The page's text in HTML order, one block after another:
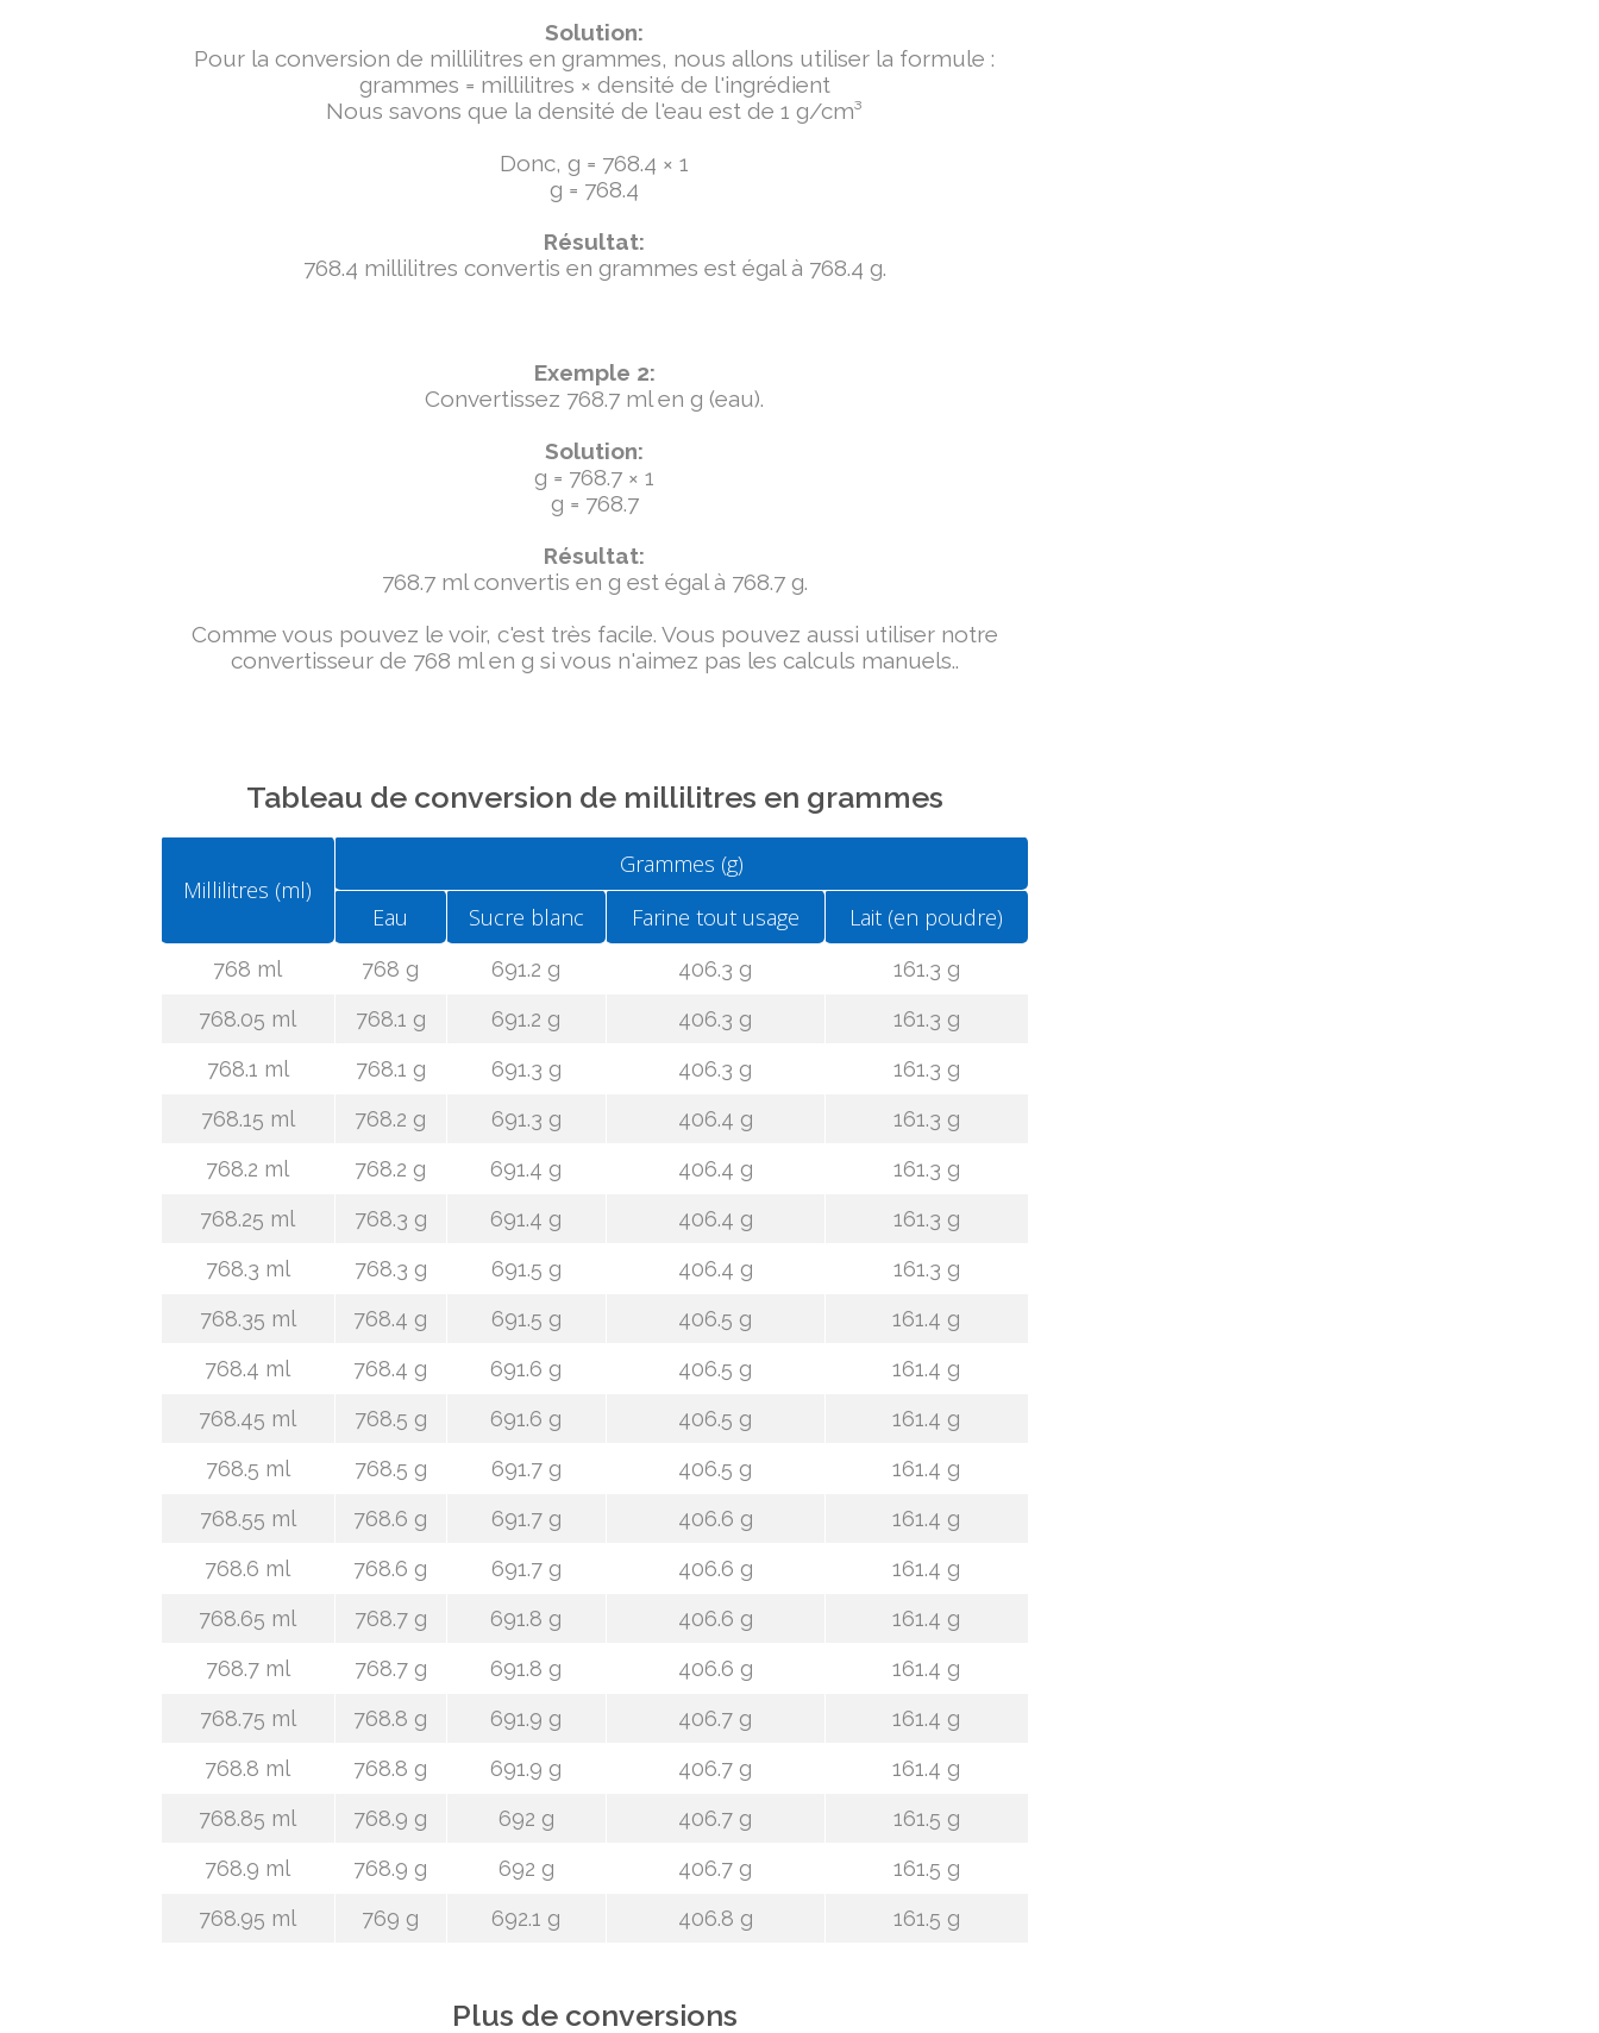
Solution:
Pour la conversion de millilitres en grammes, nous allons utiliser la formule :
grammes = millilitres × densité de l'ingrédient
Nous savons que la densité de l'eau est de 1 g/cm³
Donc, g = 768.4 × 1
g = 768.4
Résultat:
768.4 millilitres convertis en grammes est égal à 768.4 g.
Exemple 2:
Convertissez 768.7 ml en g (eau).
Solution:
g = 768.7 × 1
g = 768.7
Résultat:
768.7 ml convertis en g est égal à 768.7 g.
Comme vous pouvez le voir, c'est très facile. Vous pouvez aussi utiliser notre
convertisseur de 768 ml en g si vous n'aimez pas les calculs manuels..
Tableau de conversion de millilitres en grammes
Millilitres (ml)
Grammes (g)
Eau
Sucre blanc Farine tout usage Lait (en poudre)
768 ml 768 g 691.2 g 406.3 g
161.3 g
768.05 ml
768.1 g 691.2 g 406.3 g
161.3 g
768.1 ml
768.1 g 691.3 g 406.3 g
161.3 g
768.15 ml
768.2 g 691.3 g 406.4 g
161.3 g
768.2 ml
768.2 g 691.4 g 406.4 g
161.3 g
768.25 ml
768.3 g 691.4 g 406.4 g
161.3 g
768.3 ml
768.3 g 691.5 g 406.4 g
161.3 g
768.35 ml
768.4 g 691.5 g 406.5 g
161.4 g
768.4 ml
768.4 g 691.6 g 406.5 g
161.4 g
768.45 ml
768.5 g 691.6 g 406.5 g
161.4 g
768.5 ml
768.5 g 691.7 g 406.5 g
161.4 g
768.55 ml
768.6 g 691.7 g 406.6 g
161.4 g
768.6 ml
768.6 g 691.7 g 406.6 g
161.4 g
768.65 ml
768.7 g 691.8 g 406.6 g
161.4 g
768.7 ml
768.7 g 691.8 g 406.6 g
161.4 g
768.75 ml
768.8 g 691.9 g 406.7 g
161.4 g
768.8 ml
768.8 g 691.9 g 406.7 g
161.4 g
768.85 ml
768.9 g 692 g 406.7 g
161.5 g
768.9 ml
768.9 g 692 g 406.7 g
161.5 g
768.95 ml
769 g 692.1 g 406.8 g 161.5 g
Plus de conversions